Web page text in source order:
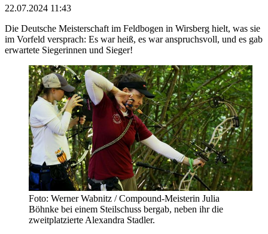
22.07.2024 11:43
Die Deutsche Meisterschaft im Feldbogen in Wirsberg hielt, was sie
im Vorfeld versprach: Es war heiß, es war anspruchsvoll, und es gab
erwartete Siegerinnen und Sieger!
Foto: Werner Wabnitz / Compound-Meisterin Julia
Böhnke bei einem Steilschuss bergab, neben ihr die
zweitplatzierte Alexandra Stadler.